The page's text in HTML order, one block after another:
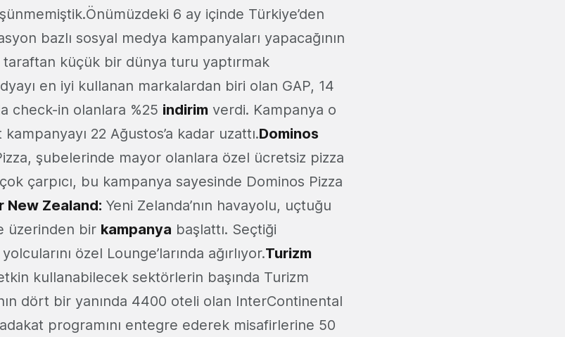
6 ay içinde Türkiye’den
bazlı sosyal medya kampanyaları yapacağının
küçük bir dünya turu yaptırmak
en iyi kullanan markalardan biri olan GAP, 14
check-in olanlara %25 indirim verdi. Kampanya o
22 Ağustos’a kadar uzattı.Dominos
şubelerinde mayor olanlara özel ücretsiz pizza
çarpıcı, bu kampanya sayesinde Dominos Pizza
New Zealand: Yeni Zelanda’nın havayolu, uçtuğu
üzerinden bir kampanya başlattı. Seçtiği
özel Lounge’larında ağırlıyor.Turizm
kullanabilecek sektörlerin başında Turizm
dört bir yanında 4400 oteli olan InterContinental
programını entegre ederek misafirlerine 50